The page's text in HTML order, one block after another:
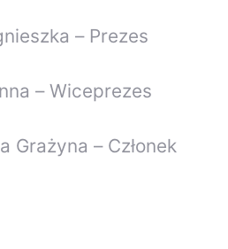
– Prezes
– Wiceprezes
Grażyna – Członek